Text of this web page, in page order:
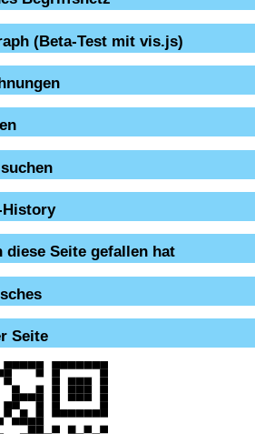
(Beta-Test mit vis.js)
diese Seite gefallen hat
Seite